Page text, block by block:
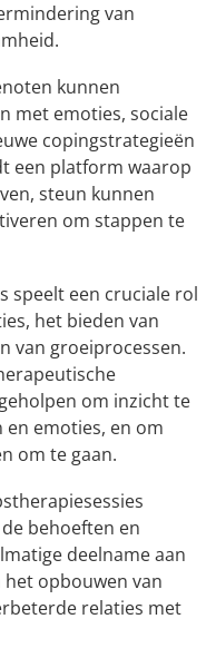
van
kunnen
met emoties, sociale
copingstrategieën
een platform waarop
steun kunnen
om stappen te
speelt een cruciale rol
het bieden van
van groeiprocessen.
om inzicht te
en emoties, en om
om te gaan.
behoeften en
deelname aan
het opbouwen van
relaties met